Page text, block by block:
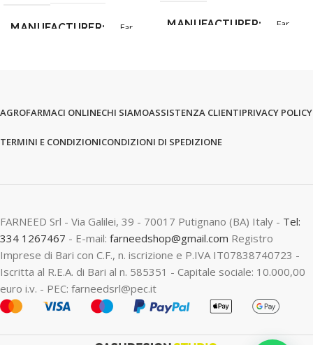
MANUFACTURER Far MANUFACTURER Far
AGROFARMACI ONLINECHI SIAMOASSISTENZA CLIENTIPRIVACY POLICY
TERMINI E CONDIZIONICONDIZIONI DI SPEDIZIONE
FARNEED Srl - Via Galilei, 39 - 70017 Putignano (BA) Italy - Tel:
334 1267467 - E-mail: farneedshop@gmail.com Registro
Imprese di Bari con C.F., n. iscrizione e P.IVA IT07838740723 -
Iscritta al R.E.A. di Bari al n. 585351 - Capitale sociale: 10.000,00
euro i.v. - PEC: farneedsrl@pec.it